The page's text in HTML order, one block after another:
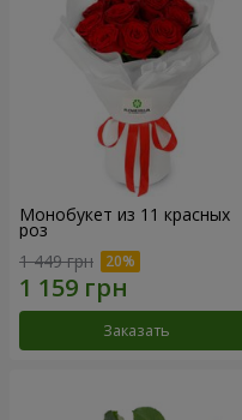
Монобукет из 11 красных
роз
1 449 грн
Заказать